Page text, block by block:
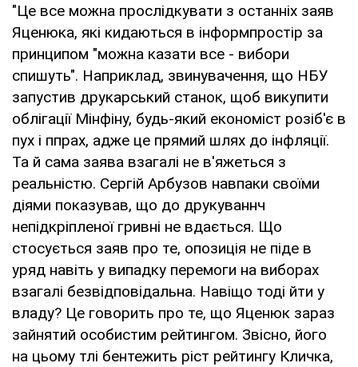
"Це все можна прослідкувати з останніх заяв
Яценюка, які кидаються в інформпростір за
принципом "можна казати все - вибори
спишуть". Наприклад, звинувачення, що НБУ
запустив друкарський станок, щоб викупити
облігації Мінфіну, будь-який економіст розіб'є в
пух і ппрах, адже це прямий шлях до інфляції.
Та й сама заява взагалі не в'яжеться з
реальністю. Сергій Арбузов навпаки своїми
діями показував, що до друкуваннч
непідкріпленої гривні не вдається. Що
стосується заяв про те, опозиція не піде в
уряд навіть у випадку перемоги на виборах
взагалі безвідповідальна. Навіщо тоді йти у
владу? Це говорить про те, що Яценюк зараз
зайнятий особистим рейтингом. Звісно, його
на цьому тлі бентежить ріст рейтингу Кличка,